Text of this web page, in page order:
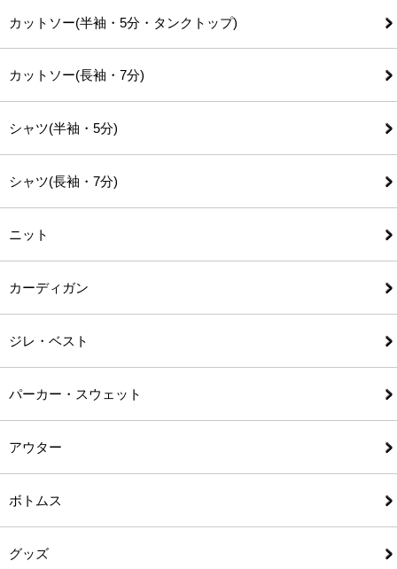
カットソー(半袖・5分・タンクトップ)
カットソー(長袖・7分)
シャツ(半袖・5分)
シャツ(長袖・7分)
ニット
カーディガン
ジレ・ベスト
パーカー・スウェット
アウター
ボトムス
グッズ